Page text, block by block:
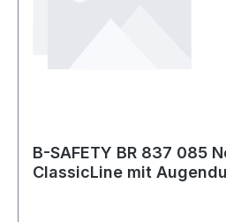
B-SAFETY BR 837 085
ClassicLine mit